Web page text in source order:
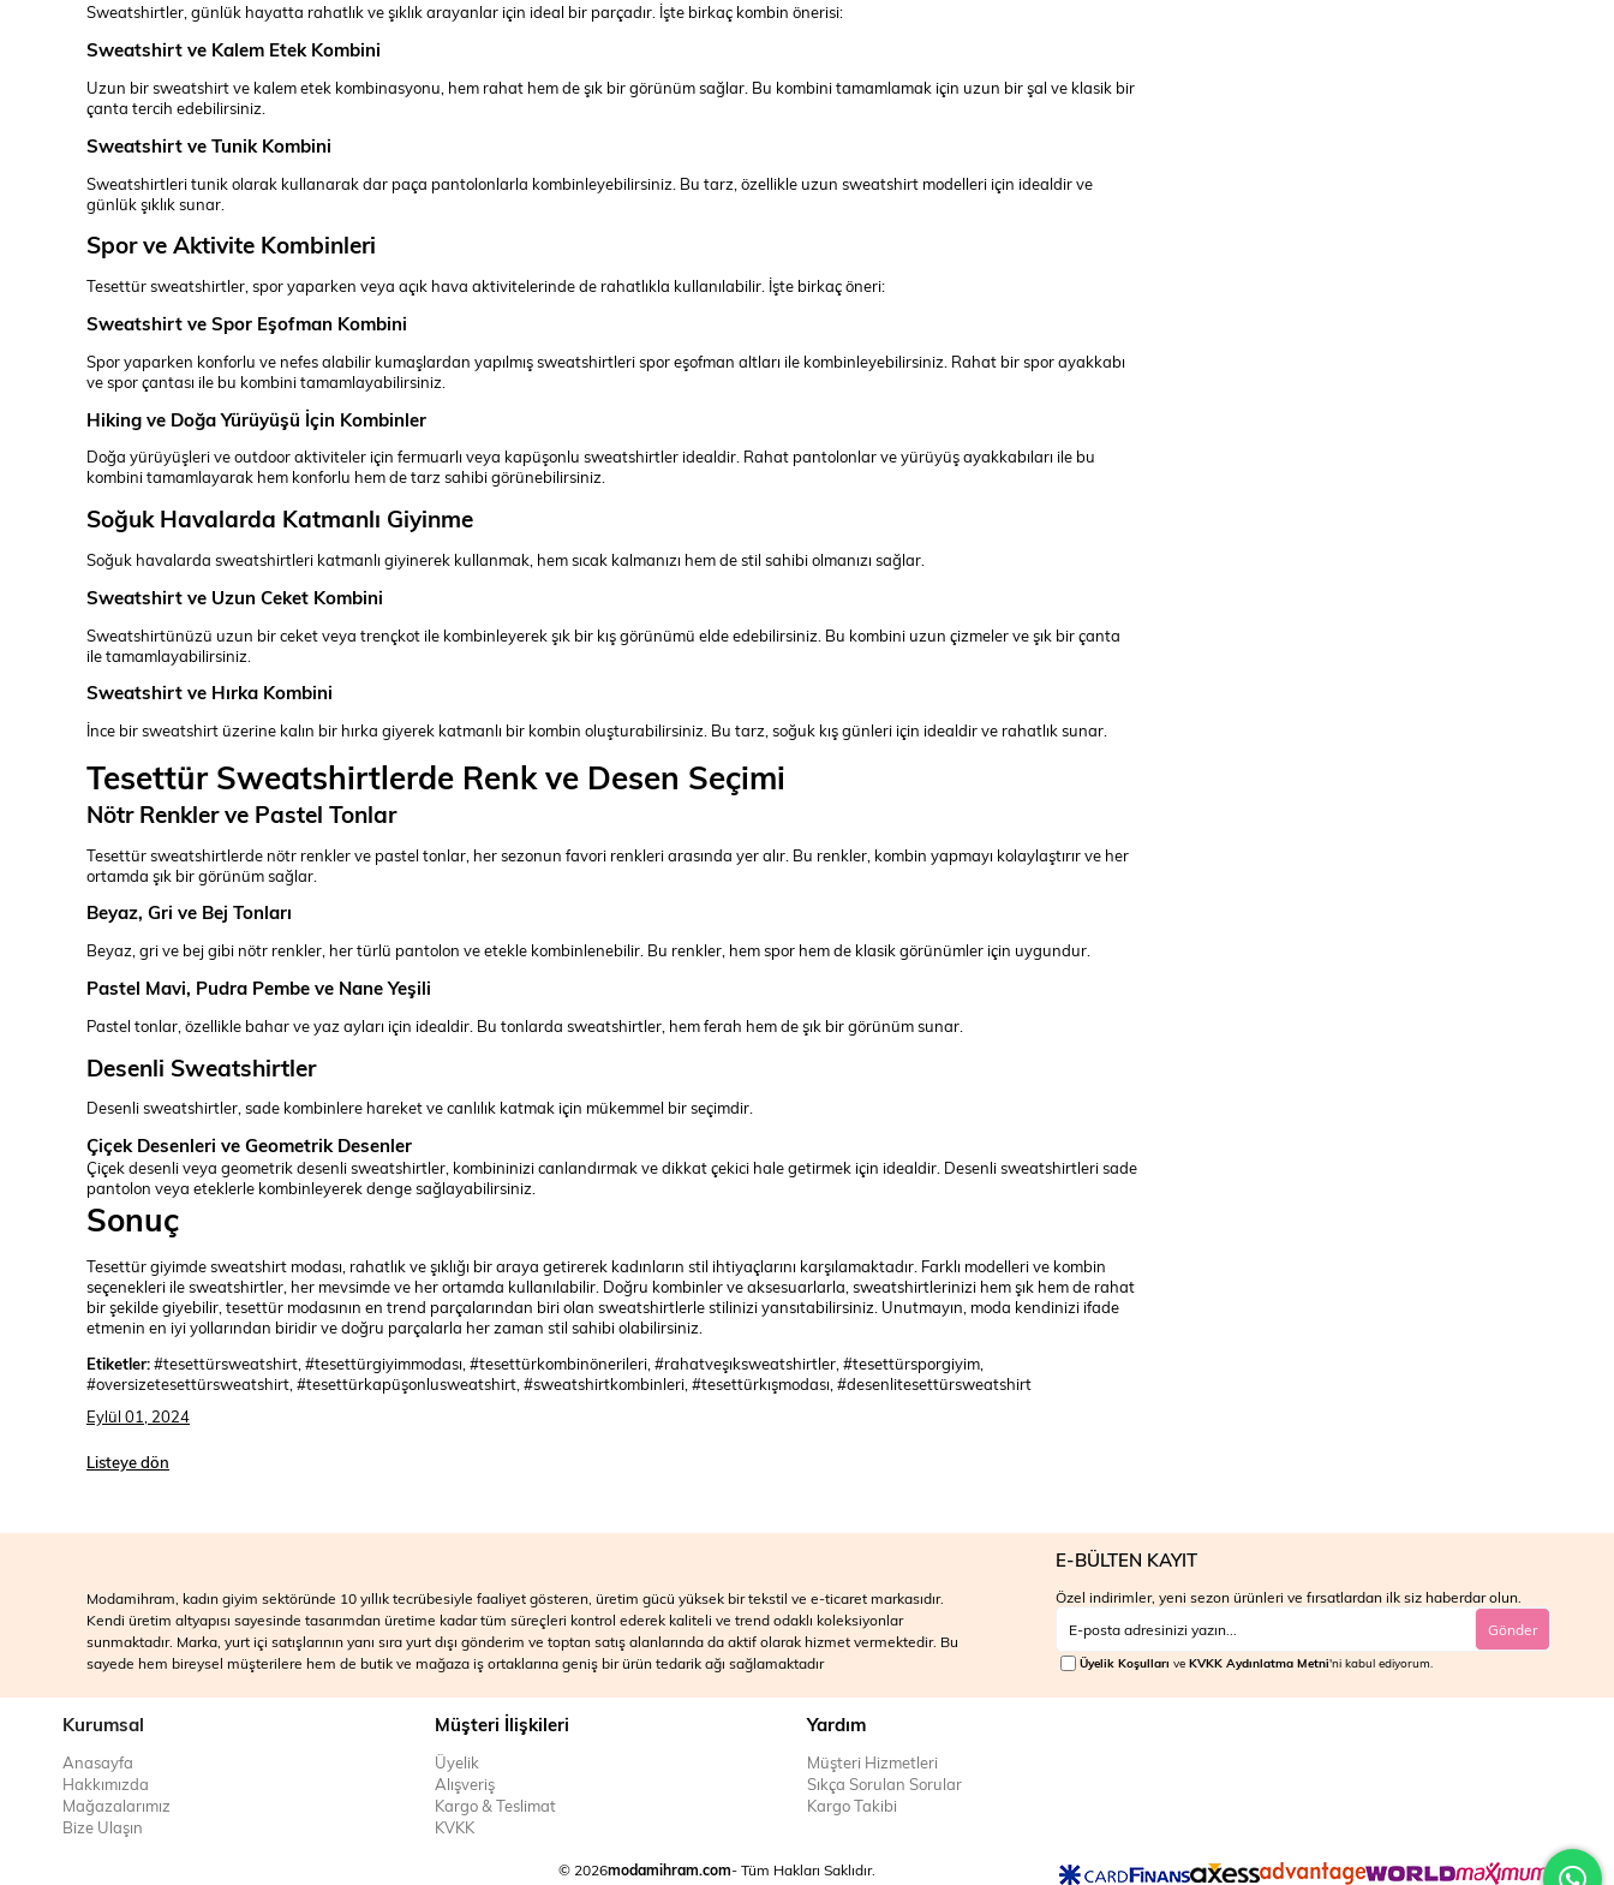
Sweatshirtler, günlük hayatta rahatlık ve şıklık arayanlar için ideal bir parçadır. İşte birkaç kombin önerisi:
Sweatshirt ve Kalem Etek Kombini
Uzun bir sweatshirt ve kalem etek kombinasyonu, hem rahat hem de şık bir görünüm sağlar. Bu kombini tamamlamak için uzun bir şal ve klasik bir
çanta tercih edebilirsiniz.
Sweatshirt ve Tunik Kombini
Sweatshirtleri tunik olarak kullanarak dar paça pantolonlarla kombinleyebilirsiniz. Bu tarz, özellikle uzun sweatshirt modelleri için idealdir ve
günlük şıklık sunar.
Spor ve Aktivite Kombinleri
Tesettür sweatshirtler, spor yaparken veya açık hava aktivitelerinde de rahatlıkla kullanılabilir. İşte birkaç öneri:
Sweatshirt ve Spor Eşofman Kombini
Spor yaparken konforlu ve nefes alabilir kumaşlardan yapılmış sweatshirtleri spor eşofman altları ile kombinleyebilirsiniz. Rahat bir spor ayakkabı
ve spor çantası ile bu kombini tamamlayabilirsiniz.
Hiking ve Doğa Yürüyüşü İçin Kombinler
Doğa yürüyüşleri ve outdoor aktiviteler için fermuarlı veya kapüşonlu sweatshirtler idealdir. Rahat pantolonlar ve yürüyüş ayakkabıları ile bu
kombini tamamlayarak hem konforlu hem de tarz sahibi görünebilirsiniz.
Soğuk Havalarda Katmanlı Giyinme
Soğuk havalarda sweatshirtleri katmanlı giyinerek kullanmak, hem sıcak kalmanızı hem de stil sahibi olmanızı sağlar.
Sweatshirt ve Uzun Ceket Kombini
Sweatshirtünüzü uzun bir ceket veya trençkot ile kombinleyerek şık bir kış görünümü elde edebilirsiniz. Bu kombini uzun çizmeler ve şık bir çanta
ile tamamlayabilirsiniz.
Sweatshirt ve Hırka Kombini
İnce bir sweatshirt üzerine kalın bir hırka giyerek katmanlı bir kombin oluşturabilirsiniz. Bu tarz, soğuk kış günleri için idealdir ve rahatlık sunar.
Tesettür Sweatshirtlerde Renk ve Desen Seçimi
Nötr Renkler ve Pastel Tonlar
Tesettür sweatshirtlerde nötr renkler ve pastel tonlar, her sezonun favori renkleri arasında yer alır. Bu renkler, kombin yapmayı kolaylaştırır ve her
ortamda şık bir görünüm sağlar.
Beyaz, Gri ve Bej Tonları
Beyaz, gri ve bej gibi nötr renkler, her türlü pantolon ve etekle kombinlenebilir. Bu renkler, hem spor hem de klasik görünümler için uygundur.
Pastel Mavi, Pudra Pembe ve Nane Yeşili
Pastel tonlar, özellikle bahar ve yaz ayları için idealdir. Bu tonlarda sweatshirtler, hem ferah hem de şık bir görünüm sunar.
Desenli Sweatshirtler
Desenli sweatshirtler, sade kombinlere hareket ve canlılık katmak için mükemmel bir seçimdir.
Çiçek Desenleri ve Geometrik Desenler
Çiçek desenli veya geometrik desenli sweatshirtler, kombininizi canlandırmak ve dikkat çekici hale getirmek için idealdir. Desenli sweatshirtleri sade
pantolon veya eteklerle kombinleyerek denge sağlayabilirsiniz.
Sonuç
Tesettür giyimde sweatshirt modası, rahatlık ve şıklığı bir araya getirerek kadınların stil ihtiyaçlarını karşılamaktadır. Farklı modelleri ve kombin
seçenekleri ile sweatshirtler, her mevsimde ve her ortamda kullanılabilir. Doğru kombinler ve aksesuarlarla, sweatshirtlerinizi hem şık hem de rahat
bir şekilde giyebilir, tesettür modasının en trend parçalarından biri olan sweatshirtlerle stilinizi yansıtabilirsiniz. Unutmayın, moda kendinizi ifade
etmenin en iyi yollarından biridir ve doğru parçalarla her zaman stil sahibi olabilirsiniz.
Etiketler:#tesettürsweatshirt, #tesettürgiyimmodası, #tesettürkombinönerileri, #rahatveşıksweatshirtler, #tesettürsporgiyim,
#oversizetesettürsweatshirt, #tesettürkapüşonlusweatshirt, #sweatshirtkombinleri, #tesettürkışmodası, #desenlitesettürsweatshirt
Eylül 01, 2024
Listeye dön
Modamihram, kadın giyim sektöründe 10 yıllık tecrübesiyle faaliyet gösteren, üretim gücü yüksek bir tekstil ve e-ticaret markasıdır.
Kendi üretim altyapısı sayesinde tasarımdan üretime kadar tüm süreçleri kontrol ederek kaliteli ve trend odaklı koleksiyonlar
sunmaktadır. Marka, yurt içi satışlarının yanı sıra yurt dışı gönderim ve toptan satış alanlarında da aktif olarak hizmet vermektedir. Bu
sayede hem bireysel müşterilere hem de butik ve mağaza iş ortaklarına geniş bir ürün tedarik ağı sağlamaktadır
E-BÜLTEN KAYIT
Özel indirimler, yeni sezon ürünleri ve fırsatlardan ilk siz haberdar olun.
Gönder
Üyelik Koşulları ve KVKK Aydınlatma Metni'ni kabul ediyorum.
Kurumsal
Anasayfa
Hakkımızda
Mağazalarımız
Bize Ulaşın
Müşteri İlişkileri
Üyelik
Alışveriş
Kargo & Teslimat
KVKK
Yardım
Müşteri Hizmetleri
Sıkça Sorulan Sorular
Kargo Takibi
© 2026modamihram.com- Tüm Hakları Saklıdır.